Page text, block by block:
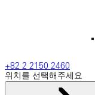
+82 2 2150 2460
위치를 선택해주세요